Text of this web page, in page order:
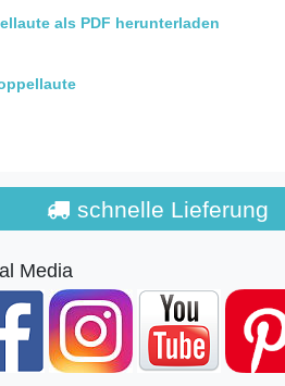
als PDF herunterladen
schnelle Lieferung
Media